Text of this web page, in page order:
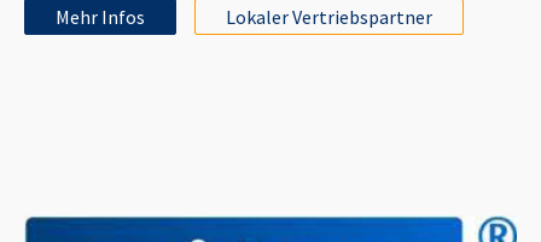
Mehr Infos Lokaler Vertriebspartner